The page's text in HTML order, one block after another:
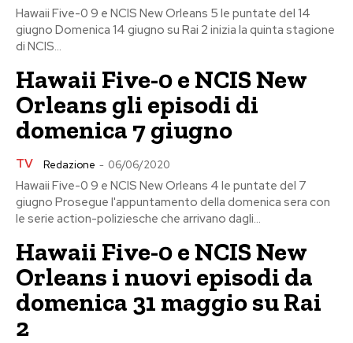
Hawaii Five-0 9 e NCIS New Orleans 5 le puntate del 14
giugno Domenica 14 giugno su Rai 2 inizia la quinta stagione
di NCIS...
Hawaii Five-0 e NCIS New
Orleans gli episodi di
domenica 7 giugno
TV Redazione - 06/06/2020
Hawaii Five-0 9 e NCIS New Orleans 4 le puntate del 7
giugno Prosegue l'appuntamento della domenica sera con
le serie action-poliziesche che arrivano dagli...
Hawaii Five-0 e NCIS New
Orleans i nuovi episodi da
domenica 31 maggio su Rai
2